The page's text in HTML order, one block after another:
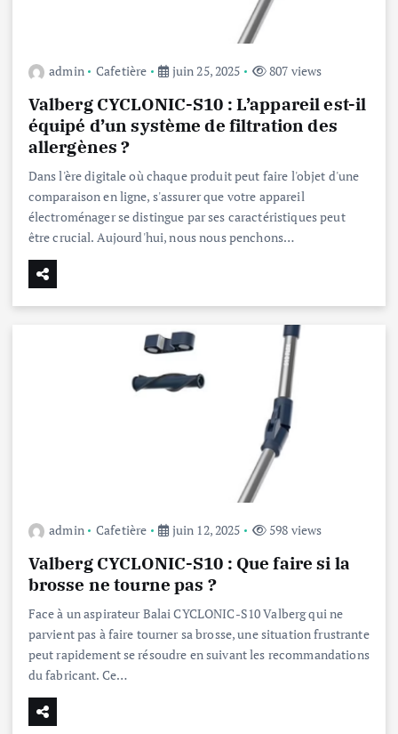
admin Cafetière juin 25, 2025 807 views
Valberg CYCLONIC-S10 : L’appareil est-il
équipé d’un système de filtration des
allergènes ?
Dans l'ère digitale où chaque produit peut faire l'objet d'une
comparaison en ligne, s'assurer que votre appareil
électroménager se distingue par ses caractéristiques peut
être crucial. Aujourd'hui, nous nous penchons…
admin Cafetière juin 12, 2025 598 views
Valberg CYCLONIC-S10 : Que faire si la
brosse ne tourne pas ?
Face à un aspirateur Balai CYCLONIC-S10 Valberg qui ne
parvient pas à faire tourner sa brosse, une situation frustrante
peut rapidement se résoudre en suivant les recommandations
du fabricant. Ce…